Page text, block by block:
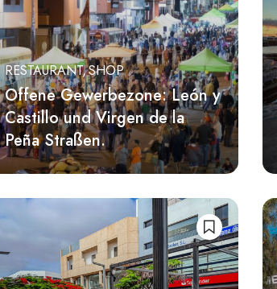
RESTAURANT SHOP
Offene Gewerbezone: León y
Castillo und Virgen de la
Peña Straßen.